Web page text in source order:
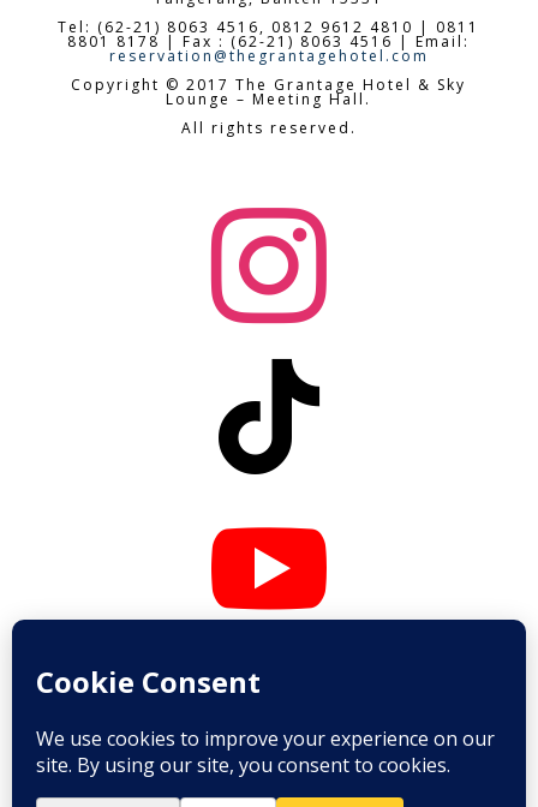
Tel: (62-21) 8063 4516, 0812 9612 4810 | 0811
8801 8178 | Fax : (62-21) 8063 4516 | Email:
reservation@thegrantagehotel.com
Copyright © 2017 The Grantage Hotel & Sky
Lounge – Meeting Hall.
All rights reserved.



